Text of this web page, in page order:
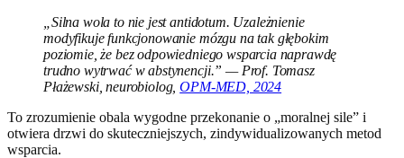
„Silna wola to nie jest antidotum. Uzależnienie
modyfikuje funkcjonowanie mózgu na tak głębokim
poziomie, że bez odpowiedniego wsparcia naprawdę
trudno wytrwać w abstynencji.” — Prof. Tomasz
Płażewski, neurobiolog,OPM-MED, 2024
To zrozumienie obala wygodne przekonanie o „moralnej sile” i
otwiera drzwi do skuteczniejszych, zindywidualizowanych metod
wsparcia.